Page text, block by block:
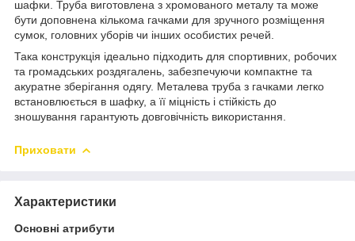
шафки. Труба виготовлена з хромованого металу та може
бути доповнена кількома гачками для зручного розміщення
сумок, головних уборів чи інших особистих речей.
Така конструкція ідеально підходить для спортивних, робочих
та громадських роздягалень, забезпечуючи компактне та
акуратне зберігання одягу. Металева труба з гачками легко
встановлюється в шафку, а її міцність і стійкість до
зношування гарантують довговічність використання.
Приховати
Характеристики
Основні атрибути